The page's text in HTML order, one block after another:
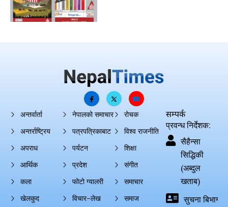
अन्तर्वार्ता
अन्तर्राष्ट्रिय
अपराध
आर्थिक
कला
खेलकुद
नेपालको समाचार
पत्रपत्रिकाबाट
पर्यटन
प्रदेश
फोटो ग्यालरी
विचार–लेख
रोचक
विश्व राजनीति
शिक्षा
संगीत
समाचार
समाज
सम्पर्क
प्रवन्ध निर्देशक:
सैहैन्सा
सिद्धिकी
(अब्दुल
खताब)
सुचना बिभाग